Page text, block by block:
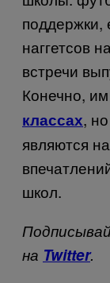
поддержки,
наггетсов
встречи
Конечно,
классах,
являются
школ.
на Twitter.